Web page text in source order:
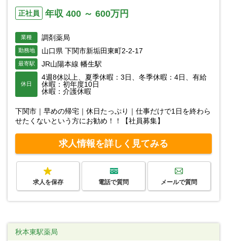
正社員 年収 400 ～ 600万円
業種 調剤薬局
勤務地 山口県 下関市新垢田東町2-2-17
最寄駅 JR山陽本線 幡生駅
休日
4週8休以上、夏季休暇：3日、冬季休暇：4日、有給
休暇：初年度10日
休暇：介護休暇
下関市｜早めの帰宅｜休日たっぷり｜仕事だけで1日を終わら
せたくないという方にお勧め！！【社員募集】
求人情報を詳しく見てみる
求人を保存 電話で質問 メールで質問
秋本東駅薬局